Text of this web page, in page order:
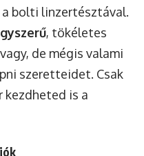
bolti linzertésztával.
, tökéletes
de mégis valami
szeretteidet. Csak
kezdheted is a